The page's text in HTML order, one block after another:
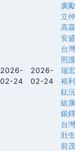
2026-
02-24
2026-
02-24
廣
立
高
安
台
照
瑞
裕
鈦
紘
銀
台
壯
前